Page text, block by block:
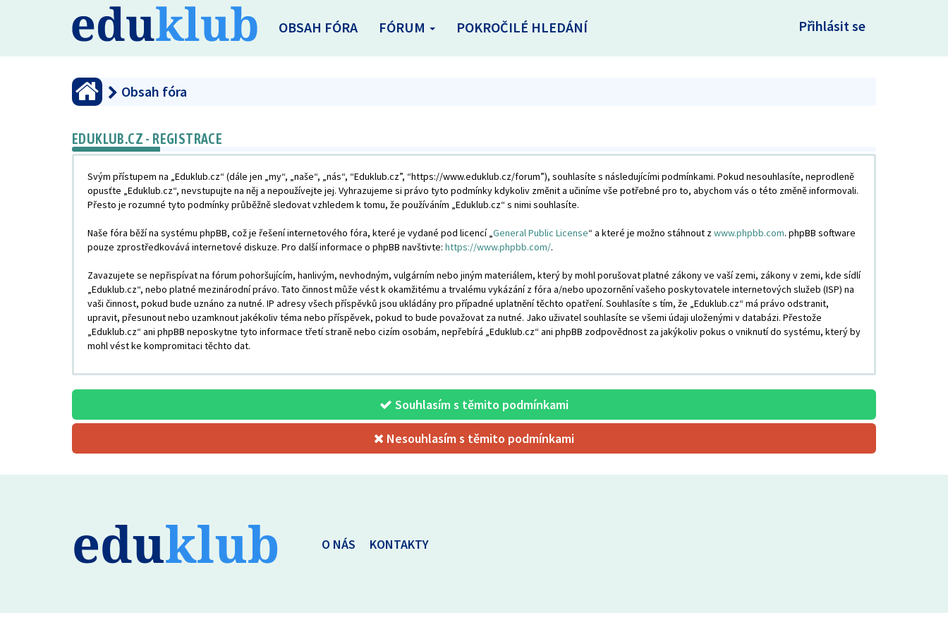
OBSAH FÓRA FÓRUM POKROČILÉ HLEDÁNÍ Přihlásit se
Obsah fóra
EDUKLUB.CZ - REGISTRACE
Svým přístupem na „Eduklub.cz“ (dále jen „my“, „naše“, „nás“, “Eduklub.cz”, “https://www.eduklub.cz/forum”), souhlasíte s následujícími podmínkami. Pokud nesouhlasíte, neprodleně
opusťte „Eduklub.cz“, nevstupujte na něj a nepoužívejte jej. Vyhrazujeme si právo tyto podmínky kdykoliv změnit a učiníme vše potřebné pro to, abychom vás o této změně informovali.
Přesto je rozumné tyto podmínky průběžně sledovat vzhledem k tomu, že používáním „Eduklub.cz“ s nimi souhlasíte.
Naše fóra běží na systému phpBB, což je řešení internetového fóra, které je vydané pod licencí „General Public License“ a které je možno stáhnout zwww.phpbb.com. phpBB software
pouze zprostředkovává internetové diskuze. Pro další informace o phpBB navštivte: https://www.phpbb.com/.
Zavazujete se nepřispívat na fórum pohoršujícím, hanlivým, nevhodným, vulgárním nebo jiným materiálem, který by mohl porušovat platné zákony ve vaší zemi, zákony v zemi, kde sídlí
„Eduklub.cz“, nebo platné mezinárodní právo. Tato činnost může vést k okamžitému a trvalému vykázání z fóra a/nebo upozornění vašeho poskytovatele internetových služeb (ISP) na
vaši činnost, pokud bude uznáno za nutné. IP adresy všech příspěvků jsou ukládány pro případné uplatnění těchto opatření. Souhlasíte s tím, že „Eduklub.cz“ má právo odstranit,
upravit, přesunout nebo uzamknout jakékoliv téma nebo příspěvek, pokud to bude považovat za nutné. Jako uživatel souhlasíte se všemi údaji uloženými v databázi. Přestože
„Eduklub.cz“ ani phpBB neposkytne tyto informace třetí straně nebo cizím osobám, nepřebírá „Eduklub.cz“ ani phpBB zodpovědnost za jakýkoliv pokus o vniknutí do systému, který by
mohl vést ke kompromitaci těchto dat.
Souhlasím s těmito podmínkami
Nesouhlasím s těmito podmínkami
eduklub O NÁS KONTAKTY